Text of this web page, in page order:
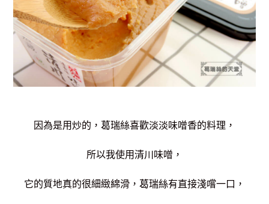
因為是用炒的，葛瑞絲喜歡淡淡味噌香的料理，
所以我使用清川味噌，
它的質地真的很細緻綿滑，葛瑞絲有直接淺嚐一口，